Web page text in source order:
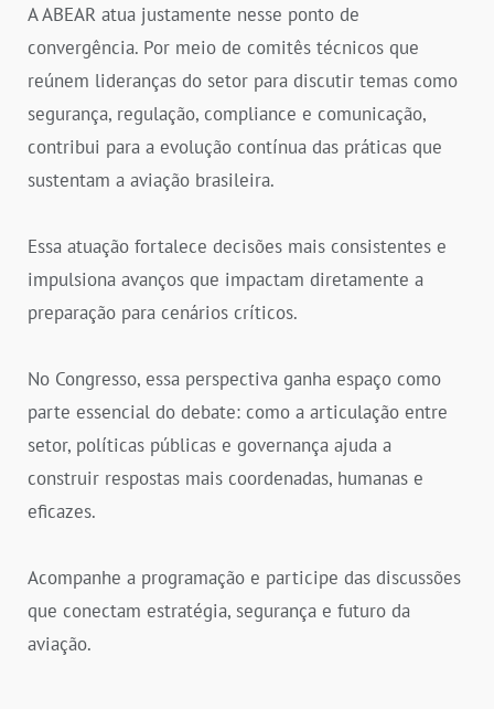
A ABEAR atua justamente nesse ponto de
convergência. Por meio de comitês técnicos que
reúnem lideranças do setor para discutir temas como
segurança, regulação, compliance e comunicação,
contribui para a evolução contínua das práticas que
sustentam a aviação brasileira.
Essa atuação fortalece decisões mais consistentes e
impulsiona avanços que impactam diretamente a
preparação para cenários críticos.
No Congresso, essa perspectiva ganha espaço como
parte essencial do debate: como a articulação entre
setor, políticas públicas e governança ajuda a
construir respostas mais coordenadas, humanas e
eficazes.
Acompanhe a programação e participe das discussões
que conectam estratégia, segurança e futuro da
aviação.